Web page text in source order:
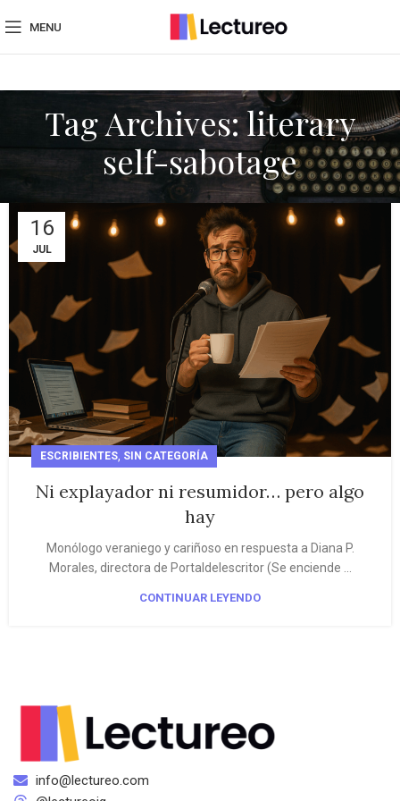
MENU
Tag Archives: literary
self-sabotage
16
JUL
ESCRIBIENTES, SIN CATEGORÍA
Ni explayador ni resumidor… pero algo
hay
Monólogo veraniego y cariñoso en respuesta a Diana P.
Morales, directora de Portaldelescritor (Se enciende ...
CONTINUAR LEYENDO
info@lectureo.com